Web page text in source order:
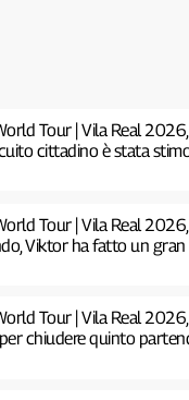
Tour | Vila Real
cittadino è stata
Tour | Vila Real
Viktor ha fatto un
Tour | Vila Real
chiudere quinto